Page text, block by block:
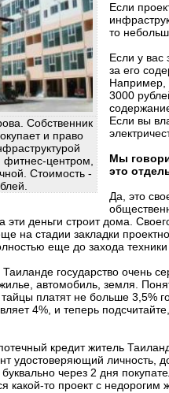
Собственник
и право
центром,
Стоимость -
Если
то
Если у вас
за его
Например,
3000
Если вы
Мы
это
Да, это
деньги строит дома.
на стадии закладки
еще до захода техники
Таиланде государство очень
автомобиль, земля.
тайцы платят не больше
4%, и теперь
кредит житель
удостоверяющий личность,
через 2 дня
какой-то проект с